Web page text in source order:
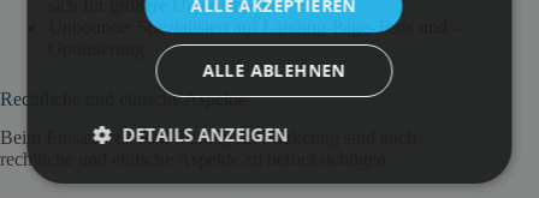
sich für größere Unternehmen.
Unbounce: Spezialisiert auf Landing-Page-Tests und -
Rechtliche und ethische Aspekte
Beim Einsatz von A/B-Testing im Marketing sind auch
rechtliche und ethische Aspekte zu berücksichtigen:
ALLE AKZEPTIEREN
ALLE ABLEHNEN
DETAILS ANZEIGEN